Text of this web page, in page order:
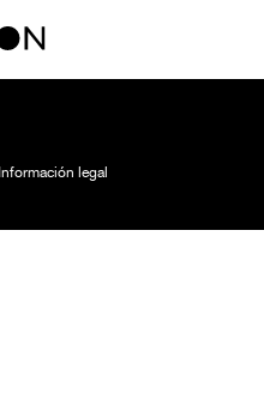
Información legal